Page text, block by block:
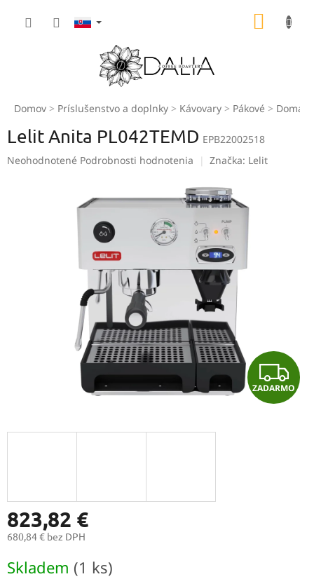
Domov Príslušenstvo a doplnky Kávovary Pákové Domáce
Lelit Anita PL042TEMD EPB22002518
Priemerné
Neohodnotené Podrobnosti hodnotenia Značka: Lelit
Z
A
ZADARMO
823,82 €
680,84 € bez DPH
cena:
Skladem (1 ks)